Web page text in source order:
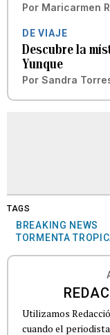
Por Maricarmen
DE VIAJE
Descubre la
Yunque
Por Sandra
TAGS
BREAKING NEWS
TORMENTA
Utilizamos
cuando el